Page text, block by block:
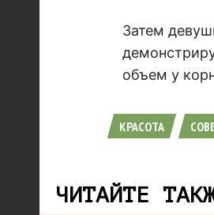
Затем
объем у
КРАСОТА
ЧИТАЙТЕ